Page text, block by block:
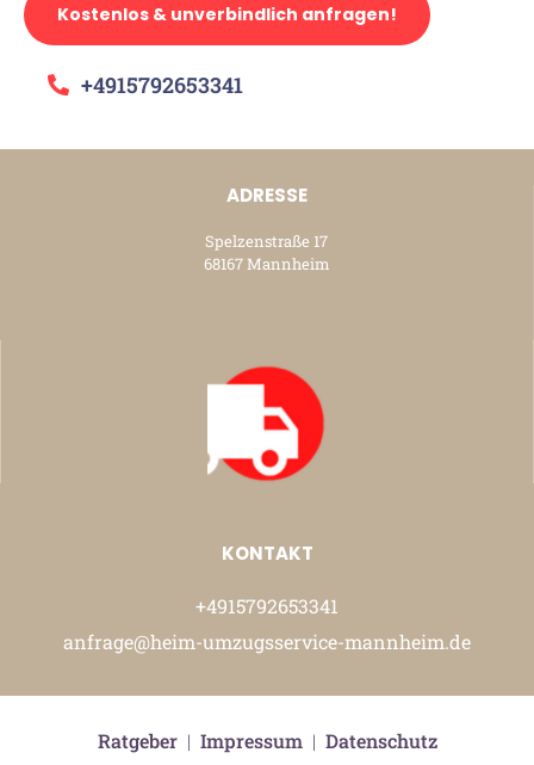
Kostenlos & unverbindlich anfragen!
+4915792653341
ADRESSE
Spelzenstraße 17
68167 Mannheim
KONTAKT
+4915792653341
anfrage@heim-umzugsservice-mannheim.de
Ratgeber| Impressum| Datenschutz